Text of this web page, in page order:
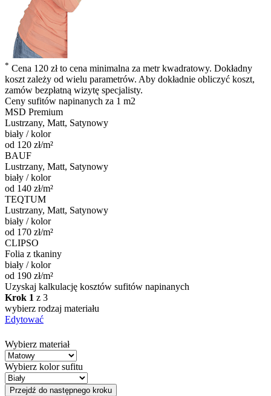
* Cena 120 zł to cena minimalna za metr kwadratowy. Dokładny
koszt zależy od wielu parametrów. Aby dokładnie obliczyć koszt,
zamów bezpłatną wizytę specjalisty.
Ceny sufitów napinanych za 1 m2
MSD Premium
Lustrzany, Matt, Satynowy
biały / kolor
od 120 zł/m²
BAUF
Lustrzany, Matt, Satynowy
biały / kolor
od 140 zł/m²
TEQTUM
Lustrzany, Matt, Satynowy
biały / kolor
od 170 zł/m²
CLIPSO
Folia z tkaniny
biały / kolor
od 190 zł/m²
Uzyskaj kalkulację kosztów sufitów napinanych
Krok 1 z 3
wybierz rodzaj materiału
Edytować
Wybierz materiał
Wybierz kolor sufitu
Przejdź do następnego kroku